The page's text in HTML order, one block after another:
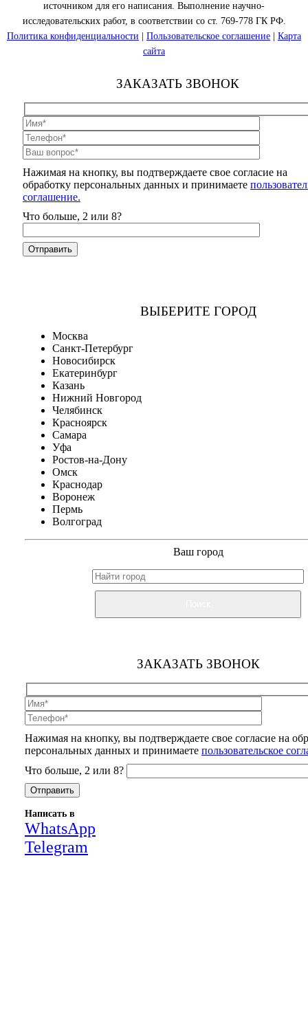
источником для его написания. Выполнение научно-
исследовательских работ, в соответствии со ст. 769-778 ГК РФ.
Политика конфиденциальности
Пользовательское соглашение
Карта
сайта
ЗАКАЗАТЬ ЗВОНОК
Нажимая на кнопку, вы подтверждаете свое согласие на
обработку персональных данных и принимаете
соглашение.
Что больше, 2 или 8?
ВЫБЕРИТЕ ГОРОД
Москва
Санкт-Петербург
Новосибирск
Екатеринбург
Казань
Нижний Новгород
Челябинск
Красноярск
Самара
Уфа
Ростов-на-Дону
Омск
Краснодар
Воронеж
Пермь
Волгоград
Ваш город
ЗАКАЗАТЬ ЗВОНОК
Нажимая на кнопку, вы подтверждаете свое согласие на
персональных данных и принимаете пользовательское
Что больше, 2 или 8?
Написать в
WhatsApp
Telegram